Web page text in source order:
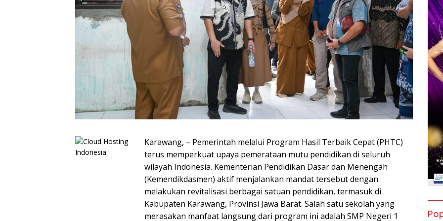
Karawang, – Pemerintah melalui Program Hasil Terbaik Cepat (PHTC)
terus memperkuat upaya pemerataan mutu pendidikan di seluruh
wilayah Indonesia. Kementerian Pendidikan Dasar dan Menengah
(Kemendikdasmen) aktif menjalankan mandat tersebut dengan
melakukan revitalisasi berbagai satuan pendidikan, termasuk di
Kabupaten Karawang, Provinsi Jawa Barat. Salah satu sekolah yang
merasakan manfaat langsung dari program ini adalah SMP Negeri 1